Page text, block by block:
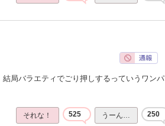
局バラエティでごり押しするっていうワンパ
それな！ 525 うーん… 250